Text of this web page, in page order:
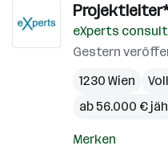
eXperts
Gestern
1230 Wien
ab 56.000 €
Merken